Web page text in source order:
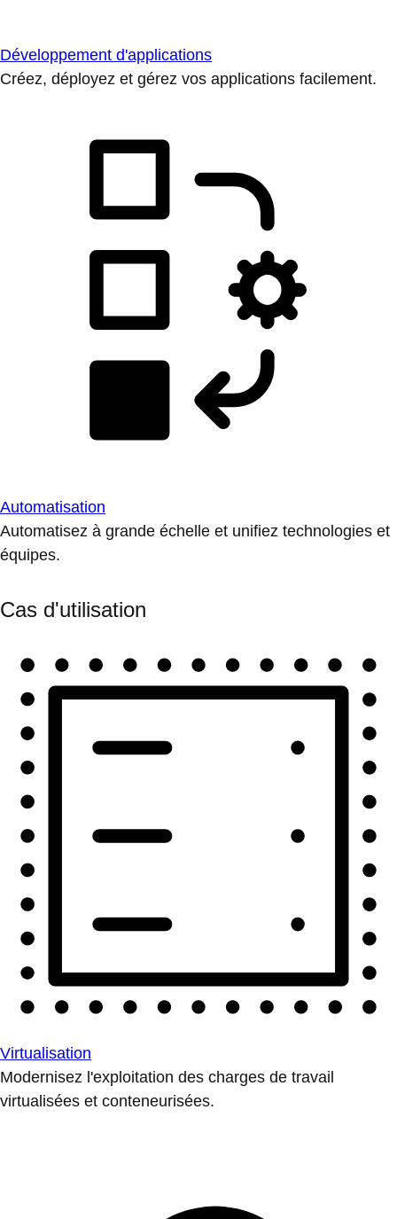
Développement d'applications
Créez, déployez et gérez vos applications facilement.
Automatisation
Automatisez à grande échelle et unifiez technologies et
équipes.
Cas d'utilisation
Virtualisation
Modernisez l'exploitation des charges de travail
virtualisées et conteneurisées.